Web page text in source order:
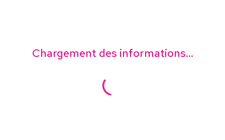
Chargement des informations...